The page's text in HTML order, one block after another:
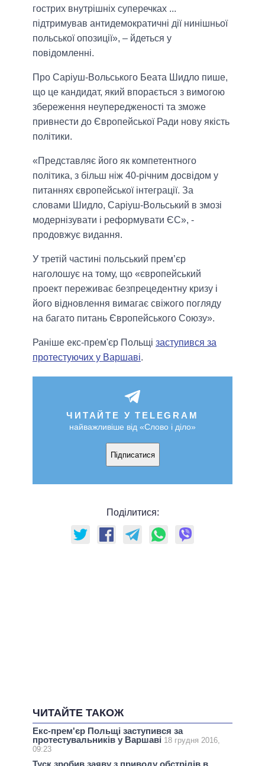
гострих внутрішніх суперечках ...
підтримував антидемократичні дії нинішньої
польської опозиції», – йдеться у
повідомленні.
Про Саріуш-Вольського Беата Шидло пише,
що це кандидат, який впорається з вимогою
збереження неупередженості та зможе
привнести до Європейської Ради нову якість
політики.
«Представляє його як компетентного
політика, з більш ніж 40-річним досвідом у
питаннях європейської інтеграції. За
словами Шидло, Саріуш-Вольський в змозі
модернізувати і реформувати ЄС», -
продовжує видання.
У третій частині польський прем’єр
наголошує на тому, що «європейський
проект переживає безпрецедентну кризу і
його відновлення вимагає свіжого погляду
на багато питань Європейського Союзу».
Раніше екс-прем'єр Польщі заступився за
протестуючих у Варшаві.
ЧИТАЙТЕ У TELEGRAM
найважливіше від «Слово і діло»
Підписатися
Поділитися:
ЧИТАЙТЕ ТАКОЖ
Екс-прем'єр Польщі заступився за
протестувальників у Варшаві 18 грудня 2016,
09:23